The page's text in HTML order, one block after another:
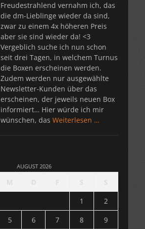
Freudestrahlend vernahm ich, das
die dm-Lieblinge wieder da sind,
zwar zu einem 4x höheren Preis
aber sie sind wieder da! <3
Vergeblich suche ich nun schon
seit drei Tagen, in welchem Turnus
die Boxen erscheinen werden.
Zudem werden nur ausgewählte
Newsletter-Kunden über das
erscheinen, der jeweils neuen Box
informiert… Hier würde ich mir
wünschen, das Weiterlesen …
AUGUST 2026
1
2
5 6 7 8
9